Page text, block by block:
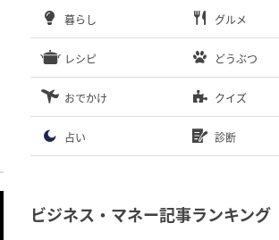
暮らし グルメ
レシピ どうぶつ
おでかけ クイズ
占い 診断
ビジネス・マネー記事ランキング